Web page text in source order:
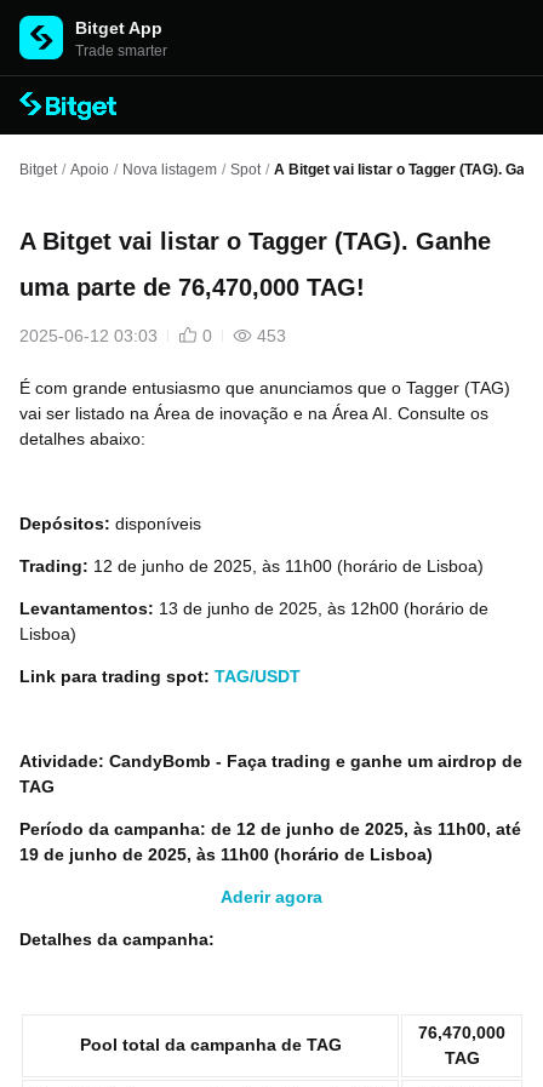
Bitget App
Trade smarter
Bitget / Apoio / Nova listagem / Spot / A Bitget vai listar o Tagger (TAG).
A Bitget vai listar o Tagger (TAG). Ganhe
uma parte de 76,470,000 TAG!
2025-06-12 03:03 0 453
É com grande entusiasmo que anunciamos que o Tagger (TAG)
vai ser listado na Área de inovação e na Área AI. Consulte os
detalhes abaixo:
Depósitos: disponíveis
Trading: 12 de junho de 2025, às 11h00 (horário de Lisboa)
Levantamentos: 13 de junho de 2025, às 12h00 (horário de
Lisboa)
Link para trading spot: TAG/USDT
Atividade: CandyBomb - Faça trading e ganhe um airdrop de
TAG
Período da campanha: de 12 de junho de 2025, às 11h00, até
19 de junho de 2025, às 11h00 (horário de Lisboa)
Aderir agora
Detalhes da campanha:
Pool total da campanha de TAG
76,470,000
TAG